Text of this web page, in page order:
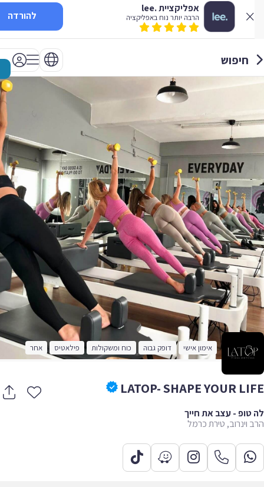
אפליקציית .lee
הרבה יותר נוח באפליקציה להורדה
חיפוש
אימון אישי דופק גבוה כוח ומשקולות פילאטיס אחר
LATOP- SHAPE YOUR
- עצב את חייך
וינרוב, טירת כרמל